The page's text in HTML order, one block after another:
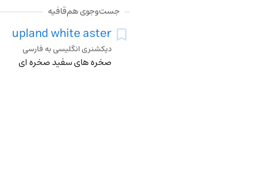
جست‌وجوی هم‌قافیه
upland white aster
دیکشنری انگلیسی به فارسی
صخره های سفید صخره ای